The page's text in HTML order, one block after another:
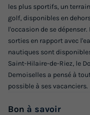
les plus sportifs, un
golf, disponibles en
l'occasion de se
sorties en rapport avec
nautiques sont
Saint-Hilaire-de-Riez, le
Demoiselles a pensé à
possible à ses vacanciers.
Bon à savoir